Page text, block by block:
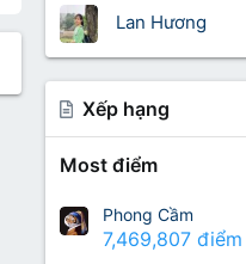
Lan Hương
Xếp hạng
Most điểm
Phong Cầm
7,469,807 điểm